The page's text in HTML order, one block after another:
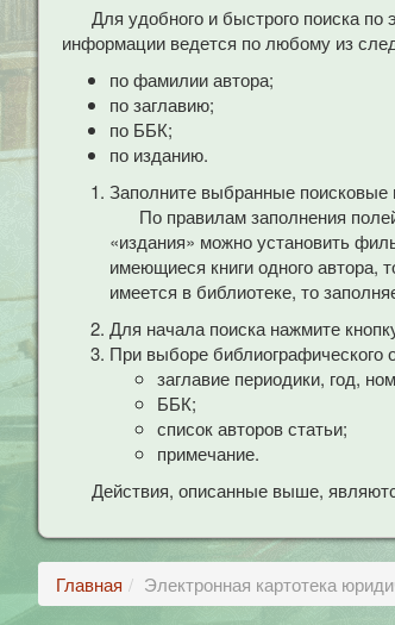
Для удобного и быстрого поиска
информации ведется по любому из
по фамилии автора;
по заглавию;
по ББК;
по изданию.
Заполните выбранные поисковые
По правилам заполнения
«издания» можно установить
имеющиеся книги одного автора,
имеется в библиотеке, то
Для начала поиска нажмите
При выборе
заглавие периодики, год,
ББК;
список авторов статьи;
примечание.
Действия, описанные выше,
Главная Электронная картотека